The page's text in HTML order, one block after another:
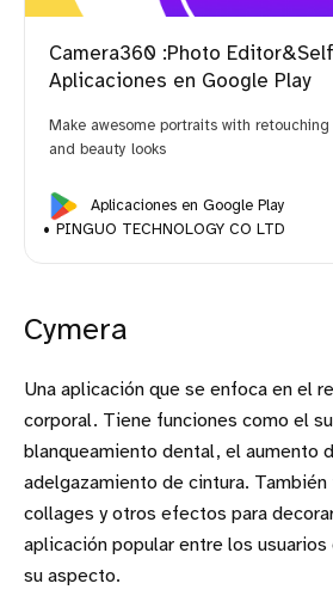
Camera360 :Photo
Aplicaciones en Google Play
Make awesome portraits with
and beauty looks
Aplicaciones en Google Play
PINGUO TECHNOLOGY CO LTD
Cymera
Una aplicación que se enfoca en el
corporal. Tiene funciones como el
blanqueamiento dental, el aumento
adelgazamiento de cintura.
collages y otros efectos para
aplicación popular entre los
su aspecto.